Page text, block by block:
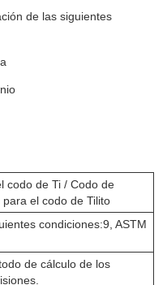
de las siguientes
codo de Ti / Codo de
el codo de Tilito
condiciones:9, ASTM
de cálculo de los